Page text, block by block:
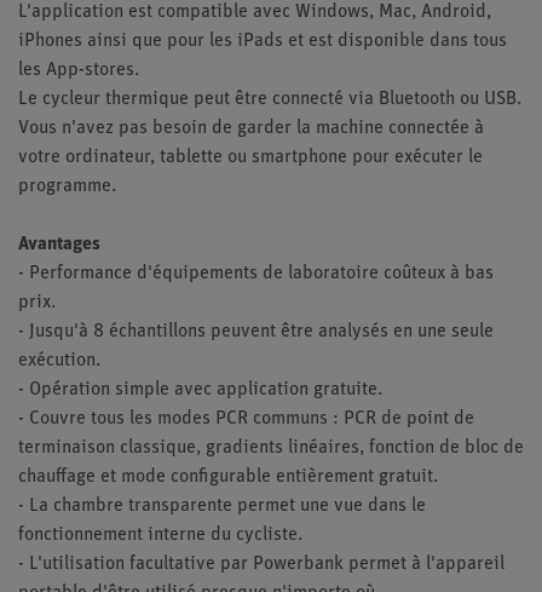
L'application est compatible avec Windows, Mac, Android,
iPhones ainsi que pour les iPads et est disponible dans tous
les App-stores.
Le cycleur thermique peut être connecté via Bluetooth ou USB.
Vous n'avez pas besoin de garder la machine connectée à
votre ordinateur, tablette ou smartphone pour exécuter le
programme.
Avantages
- Performance d'équipements de laboratoire coûteux à bas
prix.
- Jusqu'à 8 échantillons peuvent être analysés en une seule
exécution.
- Opération simple avec application gratuite.
- Couvre tous les modes PCR communs : PCR de point de
terminaison classique, gradients linéaires, fonction de bloc de
chauffage et mode configurable entièrement gratuit.
- La chambre transparente permet une vue dans le
fonctionnement interne du cycliste.
- L'utilisation facultative par Powerbank permet à l'appareil